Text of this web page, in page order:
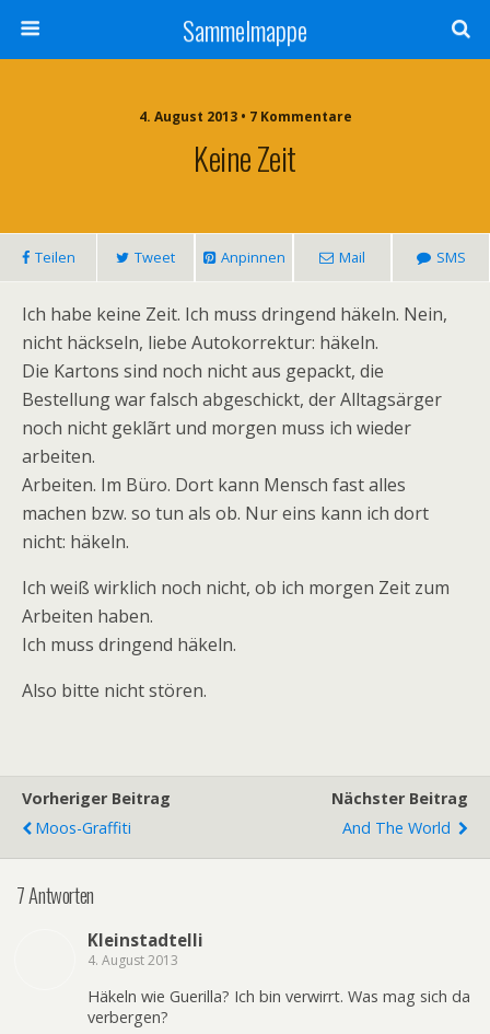
Sammelmappe
4. August 2013 • 7 Kommentare
Keine Zeit
Teilen Tweet Anpinnen Mail SMS
Ich habe keine Zeit. Ich muss dringend häkeln. Nein,
nicht häckseln, liebe Autokorrektur: häkeln.
Die Kartons sind noch nicht aus gepackt, die
Bestellung war falsch abgeschickt, der Alltagsärger
noch nicht geklãrt und morgen muss ich wieder
arbeiten.
Arbeiten. Im Büro. Dort kann Mensch fast alles
machen bzw. so tun als ob. Nur eins kann ich dort
nicht: häkeln.
Ich weiß wirklich noch nicht, ob ich morgen Zeit zum
Arbeiten haben.
Ich muss dringend häkeln.
Also bitte nicht stören.
Vorheriger Beitrag
Moos-Graffiti
Nächster Beitrag
And The World
7 Antworten
Kleinstadtelli
4. August 2013
Häkeln wie Guerilla? Ich bin verwirrt. Was mag sich da
verbergen?